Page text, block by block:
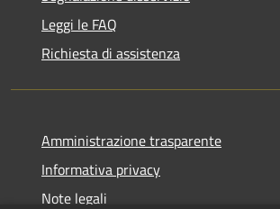
Leggi le FAQ
Richiesta di assistenza
Amministrazione trasparente
Informativa privacy
Note legali